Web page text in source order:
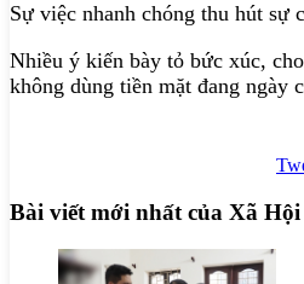
Sự việc nhanh chóng thu hút sự
Nhiều ý kiến bày tỏ bức xúc,
không dùng tiền mặt đang ngày
Bài viết mới nhất của Xã Hội